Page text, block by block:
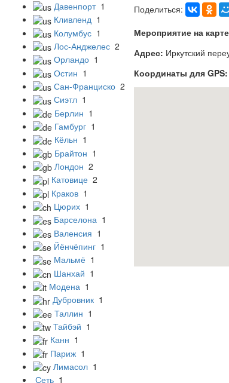
Давенпорт 1
Кливленд 1
Колумбус 1
Лос-Анджелес 2
Орландо 1
Остин 1
Сан-Франциско 2
Сиэтл 1
Берлин 1
Гамбург 1
Кёльн 1
Брайтон 1
Лондон 2
Катовице 2
Краков 1
Цюрих 1
Барселона 1
Валенсия 1
Йёнчёпинг 1
Мальмё 1
Шанхай 1
Модена 1
Дубровник 1
Таллин 1
Тайбэй 1
Канн 1
Париж 1
Лимасол 1
Сеть 1
Поделиться:
Мероприятие на карте
Адрес: Иркутский
Координаты для GPS: